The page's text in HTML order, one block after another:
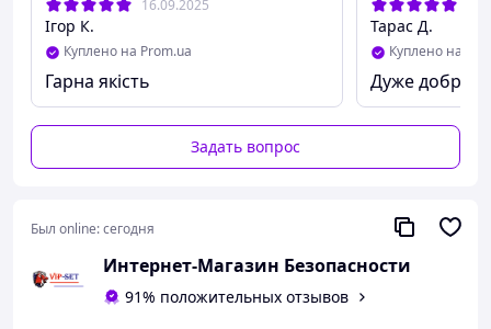
16.09.2025
Ігор К.
Куплено на Prom.ua
Гарна якість
Тарас Д.
Куплено на
Дуже добрий
Задать вопрос
Был online:сегодня
Интернет-Магазин Безопасности
91% положительных отзывов